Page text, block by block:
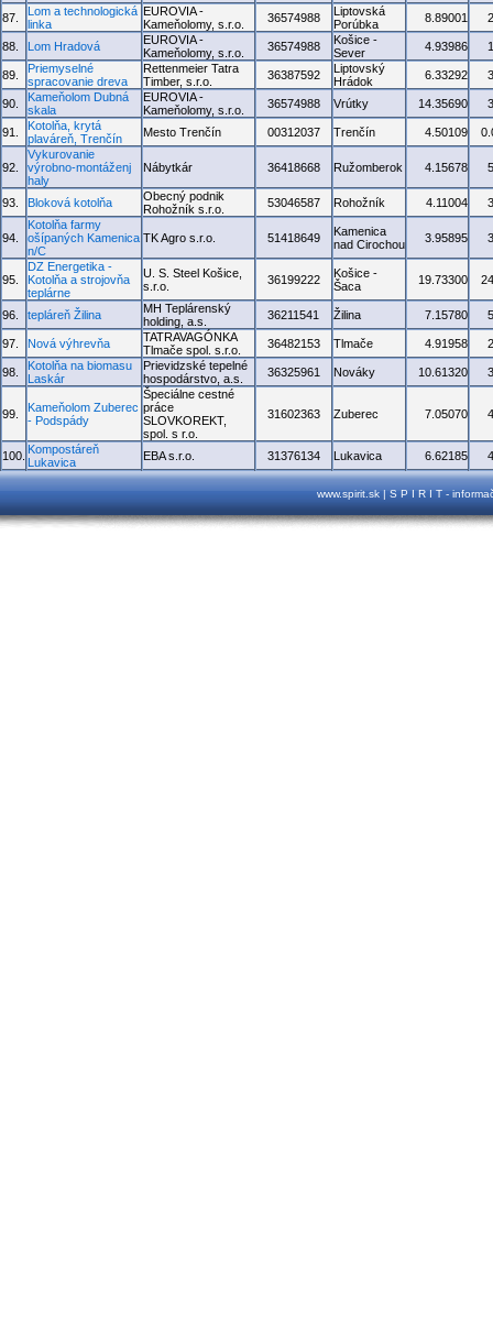
87.
Lom a technologická
linka
EUROVIA -
Kameňolomy, s.r.o.
36574988
Liptovská
Porúbka
8.89001
88. Lom Hradová
EUROVIA -
Kameňolomy, s.r.o.
36574988
Košice -
Sever
4.93986
89.
Priemyselné
spracovanie dreva
Rettenmeier Tatra
Timber, s.r.o.
36387592
Liptovský
Hrádok
6.33292
90.
Kameňolom Dubná
skala
EUROVIA -
Kameňolomy, s.r.o.
36574988 Vrútky 14.35690
91.
Kotolňa, krytá
plaváreň, Trenčín
Mesto Trenčín 00312037 Trenčín 4.50109
92.
Vykurovanie
výrobno-montáženj
haly
Nábytkár 36418668 Ružomberok 4.15678
93. Bloková kotolňa
Obecný podnik
Rohožník s.r.o.
53046587 Rohožník 4.11004
94.
Kotolňa farmy
ošípaných Kamenica
n/C
TK Agro s.r.o. 51418649
Kamenica
nad Cirochou
3.95895
95.
DZ Energetika -
Kotolňa a strojovňa
teplárne
U. S. Steel Košice,
s.r.o.
36199222
Košice -
Šaca
19.73300
96. tepláreň Žilina
MH Teplárenský
holding, a.s.
36211541 Žilina 7.15780
97. Nová výhrevňa
TATRAVAGÓNKA
Tlmače spol. s.r.o.
36482153 Tlmače 4.91958
98.
Kotolňa na biomasu
Laskár
Prievidzské tepelné
hospodárstvo, a.s.
36325961 Nováky 10.61320
99.
Kameňolom Zuberec
- Podspády
Špeciálne cestné
práce
SLOVKOREKT,
spol. s r.o.
31602363 Zuberec 7.05070
100. Kompostáreň
Lukavica
EBA s.r.o. 31376134 Lukavica 6.62185
www.spirit.sk | S P I R I T -